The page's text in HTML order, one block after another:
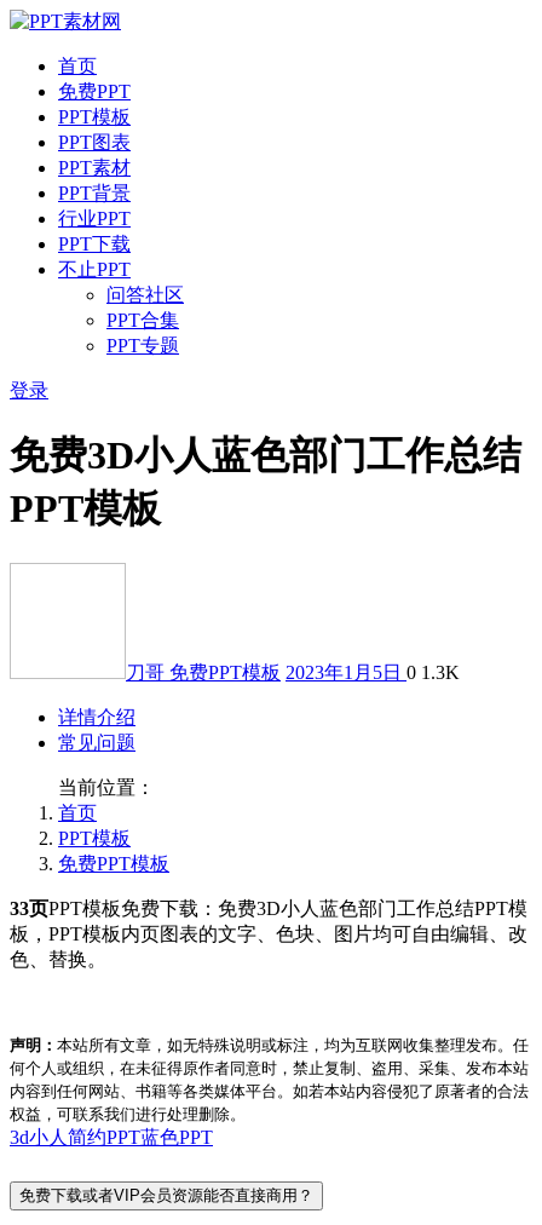
首页
免费PPT
PPT模板
PPT图表
PPT素材
PPT背景
行业PPT
PPT下载
不止PPT
问答社区
PPT合集
PPT专题
登录
免费3D小人蓝色部门工作总结
PPT模板
刀哥 免费PPT模板 2023年1月5日 0 1.3K
详情介绍
常见问题
当前位置：
首页
PPT模板
免费PPT模板
33页PPT模板免费下载：免费3D小人蓝色部门工作总结PPT模
板，PPT模板内页图表的文字、色块、图片均可自由编辑、改
色、替换。
声明： 本站所有文章，如无特殊说明或标注，均为互联网收集整理发布。任
何个人或组织，在未征得原作者同意时，禁止复制、盗用、采集、发布本站
内容到任何网站、书籍等各类媒体平台。如若本站内容侵犯了原著者的合法
权益，可联系我们进行处理删除。
3d小人 简约PPT蓝色PPT
免费下载或者VIP会员资源能否直接商用？